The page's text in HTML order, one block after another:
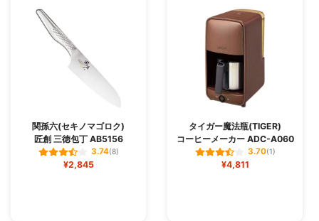
関孫六(セキノマゴロク)
匠創 三徳包丁 AB5156
3.74(8)
¥2,845
タイガー魔法瓶(TIGER)
コーヒーメーカー ADC-A060
3.70(1)
¥4,811